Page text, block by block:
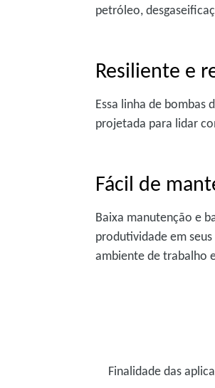
petróleo,
Resiliente e
Essa linha de bombas
projetada para lidar
Fácil de
Baixa manutenção e
produtividade em
ambiente de trabalho
Finalidade das